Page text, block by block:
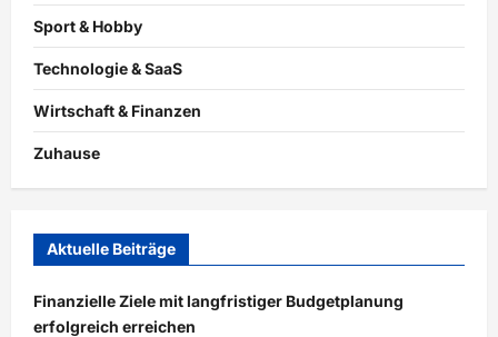
Sport & Hobby
Technologie & SaaS
Wirtschaft & Finanzen
Zuhause
Aktuelle Beiträge
Finanzielle Ziele mit langfristiger Budgetplanung
erfolgreich erreichen